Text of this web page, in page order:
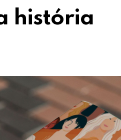
história